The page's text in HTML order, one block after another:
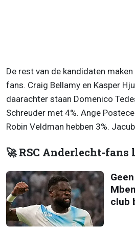
De rest van de kandidaten
fans. Craig Bellamy en Kasper
daarachter staan Domenico
Schreuder met 4%. Ange
Robin Veldman hebben 3%.
🚀 RSC Anderlecht-fans
club